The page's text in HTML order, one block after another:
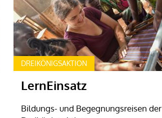
DREIKÖNIGSAKTION
LernEinsatz
Bildungs- und Begegnungsreisen der